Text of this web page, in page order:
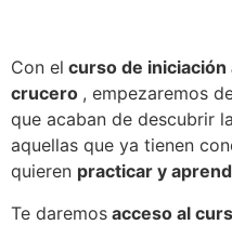
Con el curso de iniciación
crucero , empezaremos
que acaban de descubrir
aquellas que ya tienen
quieren practicar y
Te daremos acceso al